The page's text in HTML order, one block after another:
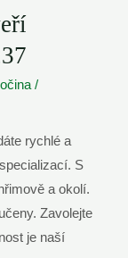
/
rychlé a
S
a okolí.
Zavolejte
je naší